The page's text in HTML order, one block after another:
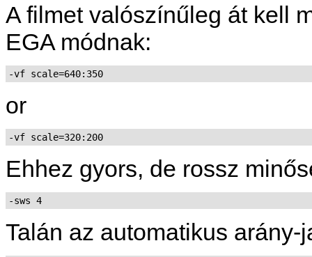
A filmet valószínűleg át kell
EGA módnak:
-vf scale=640:350
or
-vf scale=320:200
Ehhez gyors, de rossz
-sws 4
Talán az automatikus